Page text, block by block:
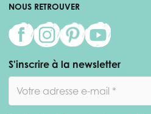
NOUS RETROUVER
S'inscrire à la newsletter